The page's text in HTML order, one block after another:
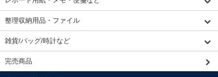
整理収納用品・ファイル
雑貨/バッグ/時計など
完売商品